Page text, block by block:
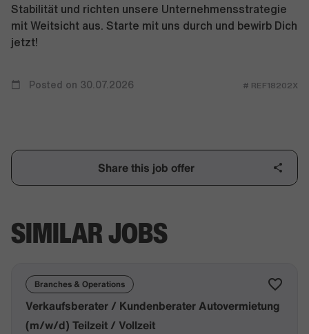
Stabilität und richten unsere Unternehmensstrategie
mit Weitsicht aus. Starte mit uns durch und bewirb Dich
jetzt!
Posted on 30.07.2026 # REF18202X
Share this job offer
SIMILAR JOBS
Branches & Operations
Verkaufsberater / Kundenberater Autovermietung
(m/w/d) Teilzeit / Vollzeit